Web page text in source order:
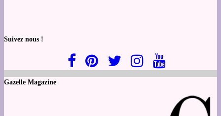
Suivez nous !
Gazelle Magazine